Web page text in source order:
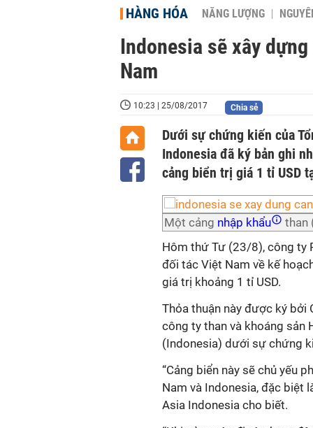
HÀNG HÓA NĂNG LƯỢNG
Indonesia sẽ xây
Nam
10:23 | 25/08/2017 Chia sẻ
Dưới sự chứng kiến của
Indonesia đã ký bản ghi
cảng biển trị giá 1 tỉ USD
Một cảng nhập khẩu
than
Hôm thứ Tư (23/8), công ty
đối tác Việt Nam về kế
giá trị khoảng 1 tỉ USD.
Thỏa thuận này được ký bởi
công ty than và khoáng sản
(Indonesia) dưới sự chứng
“Cảng biển này sẽ chủ yếu
Nam và Indonesia, đặc biệt
Asia Indonesia cho biết.